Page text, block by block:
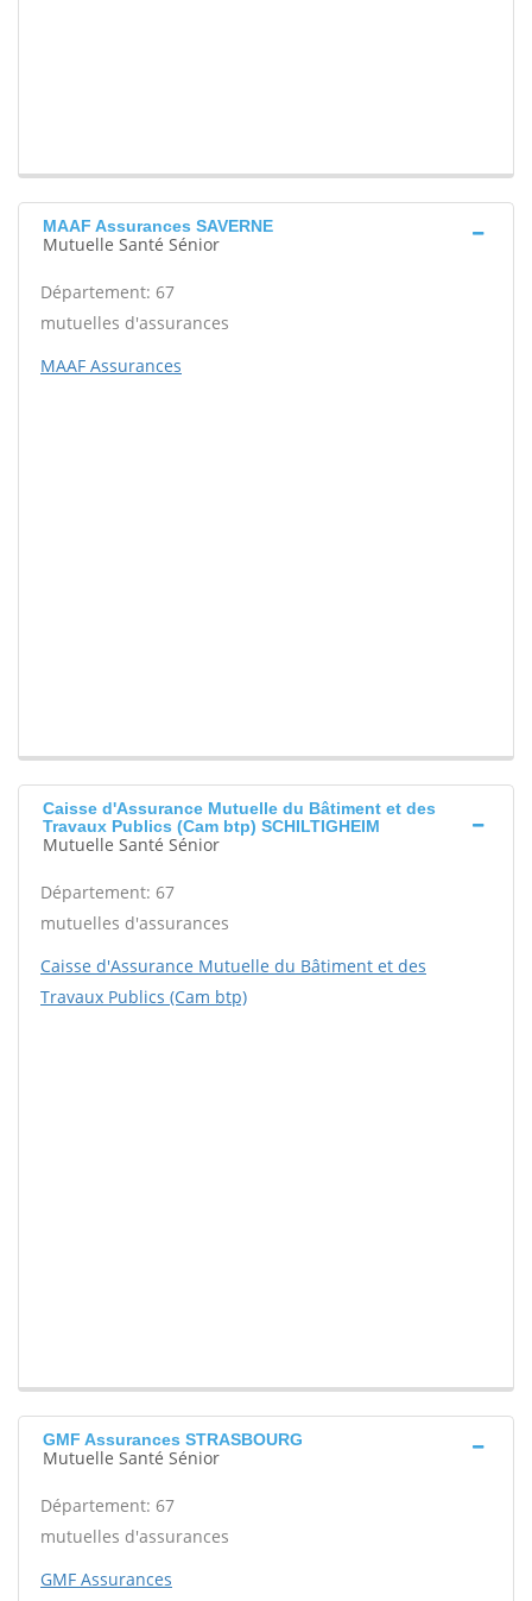
MAAF Assurances SAVERNE
Mutuelle Santé Sénior
Département: 67
mutuelles d'assurances
MAAF Assurances
Caisse d'Assurance Mutuelle du Bâtiment et des
Travaux Publics (Cam btp) SCHILTIGHEIM
Mutuelle Santé Sénior
Département: 67
mutuelles d'assurances
Caisse d'Assurance Mutuelle du Bâtiment et des
Travaux Publics (Cam btp)
GMF Assurances STRASBOURG
Mutuelle Santé Sénior
Département: 67
mutuelles d'assurances
GMF Assurances